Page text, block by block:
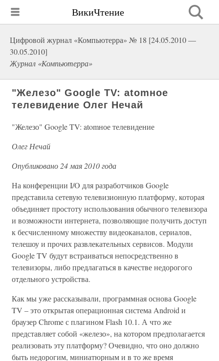
ВикиЧтение
Цифровой журнал «Компьютерра» № 18 [24.05.2010 —
30.05.2010]
Журнал «Компьютерра»
"Железо" Google TV: atomное
телевидение Олег Нечай
"Железо" Google TV: atomное телевидение
Олег Нечай
Опубликовано 24 мая 2010 года
На конференции I/O для разработчиков Google
представила сетевую телевизионную платформу, которая
объединяет простоту использования обычного телевизора
и возможности интернета, позволяющие получить доступ
к бесчисленному множеству видеоканалов, сериалов,
телешоу и прочих развлекательных сервисов. Модули
Google TV будут встраиваться непосредственно в
телевизоры, либо предлагаться в качестве недорогого
отдельного устройства.
Как мы уже рассказывали, программная основа Google
TV – это открытая операционная система Android и
браузер Chrome с плагином Flash 10.1. А что же
представляет собой «железо», на котором предполагается
реализовать эту платформу? Очевидно, что оно должно
быть недорогим, миниатюрным и в то же время